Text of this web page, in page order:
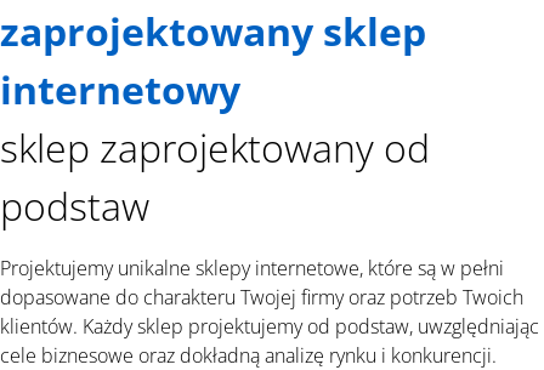
zaprojektowany sklep
internetowy
sklep zaprojektowany od
podstaw
Projektujemy unikalne sklepy internetowe, które są w pełni
dopasowane do charakteru Twojej firmy oraz potrzeb Twoich
klientów. Każdy sklep projektujemy od podstaw, uwzględniając
cele biznesowe oraz dokładną analizę rynku i konkurencji.